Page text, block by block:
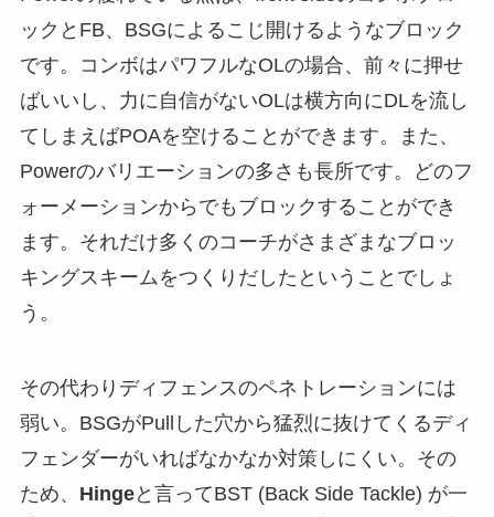
ックとFB、BSGによるこじ開けるようなブロック
です。コンボはパワフルなOLの場合、前々に押せ
ばいいし、力に自信がないOLは横方向にDLを流し
てしまえばPOAを空けることができます。また、
Powerのバリエーションの多さも長所です。どのフ
ォーメーションからでもブロックすることができ
ます。それだけ多くのコーチがさまざまなブロッ
キングスキームをつくりだしたということでしょ
う。
その代わりディフェンスのペネトレーションには
弱い。BSGがPullした穴から猛烈に抜けてくるディ
フェンダーがいればなかなか対策しにくい。その
ため、 Hingeと言ってBST (Back Side Tackle) が一